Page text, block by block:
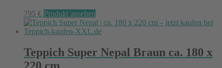
795 € Produkt ansehen
Teppich Super Nepal Braun ca. 180 x